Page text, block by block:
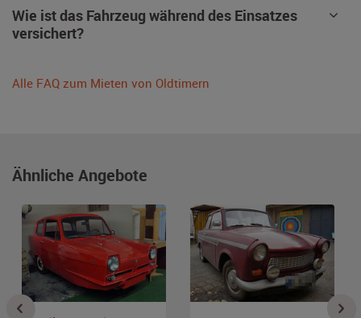
Wie ist das Fahrzeug während des Einsatzes
versichert?
Alle FAQ zum Mieten von Oldtimern
Ähnliche Angebote